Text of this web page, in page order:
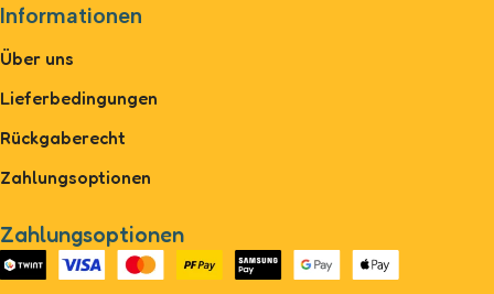
Informationen
Über uns
Lieferbedingungen
Rückgaberecht
Zahlungsoptionen
Zahlungsoptionen